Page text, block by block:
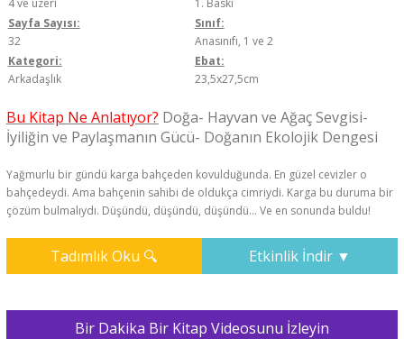
Sayfa Sayısı:
32
Sınıf:
Anasınıfı, 1 ve 2
Kategori:
Arkadaşlık
Ebat:
23,5x27,5cm
Bu Kitap Ne Anlatıyor? Doğa- Hayvan ve Ağaç Sevgisi-
İyiliğin ve Paylaşmanın Gücü- Doğanın Ekolojik Dengesi
Yağmurlu bir gündü karga bahçeden kovulduğunda. En güzel cevizler o
bahçedeydi. Ama bahçenin sahibi de oldukça cimriydi. Karga bu duruma bir
çözüm bulmalıydı. Düşündü, düşündü, düşündü... Ve en sonunda buldu!
Tadımlık Oku 🔍 Etkinlik İndir ▼
Bir Dakika Bir Kitap Videosunu İzleyin